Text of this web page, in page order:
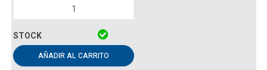
AÑADIR AL CARRITO